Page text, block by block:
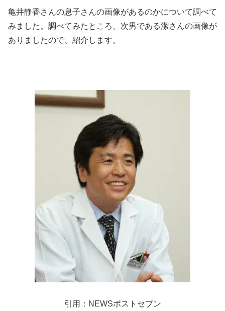
亀井静香さんの息子さんの画像があるのかについて調べて
みました。調べてみたところ、次男である潔さんの画像が
ありましたので、紹介します。
引用：NEWSポストセブン